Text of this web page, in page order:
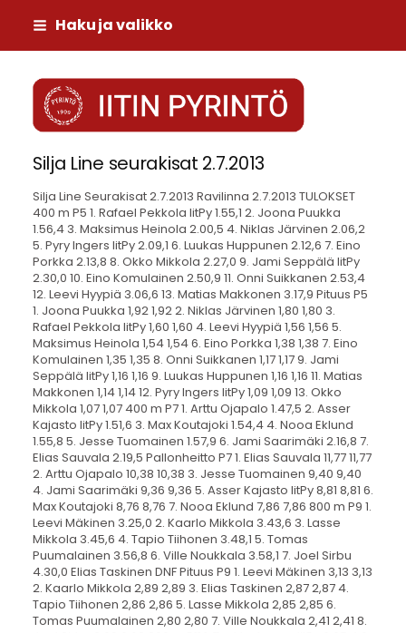
Siirry
sivun
sisältöön
Haku ja valikko
Iitin Pyrintö
Silja Line seurakisat 2.7.2013
Silja Line Seurakisat 2.7.2013 Ravilinna 2.7.2013 TULOKSET 400 m P5 1. Rafael Pekkola IitPy 1.55,1 2. Joona Puukka 1.56,4 3. Maksimus Heinola 2.00,5 4. Niklas Järvinen 2.06,2 5. Pyry Ingers IitPy 2.09,1 6. Luukas Huppunen 2.12,6 7. Eino Porkka 2.13,8 8. Okko Mikkola 2.27,0 9. Jami Seppälä IitPy 2.30,0 10. Eino Komulainen 2.50,9 11. Onni Suikkanen 2.53,4 12. Leevi Hyypiä 3.06,6 13. Matias Makkonen 3.17,9 Pituus P5 1. Joona Puukka 1,92 1,92 2. Niklas Järvinen 1,80 1,80 3. Rafael Pekkola IitPy 1,60 1,60 4. Leevi Hyypiä 1,56 1,56 5. Maksimus Heinola 1,54 1,54 6. Eino Porkka 1,38 1,38 7. Eino Komulainen 1,35 1,35 8. Onni Suikkanen 1,17 1,17 9. Jami Seppälä IitPy 1,16 1,16 9. Luukas Huppunen 1,16 1,16 11. Matias Makkonen 1,14 1,14 12. Pyry Ingers IitPy 1,09 1,09 13. Okko Mikkola 1,07 1,07 400 m P7 1. Arttu Ojapalo 1.47,5 2. Asser Kajasto IitPy 1.51,6 3. Max Koutajoki 1.54,4 4. Nooa Eklund 1.55,8 5. Jesse Tuomainen 1.57,9 6. Jami Saarimäki 2.16,8 7. Elias Sauvala 2.19,5 Pallonheitto P7 1. Elias Sauvala 11,77 11,77 2. Arttu Ojapalo 10,38 10,38 3. Jesse Tuomainen 9,40 9,40 4. Jami Saarimäki 9,36 9,36 5. Asser Kajasto IitPy 8,81 8,81 6. Max Koutajoki 8,76 8,76 7. Nooa Eklund 7,86 7,86 800 m P9 1. Leevi Mäkinen 3.25,0 2. Kaarlo Mikkola 3.43,6 3. Lasse Mikkola 3.45,6 4. Tapio Tiihonen 3.48,1 5. Tomas Puumalainen 3.56,8 6. Ville Noukkala 3.58,1 7. Joel Sirbu 4.30,0 Elias Taskinen DNF Pituus P9 1. Leevi Mäkinen 3,13 3,13 2. Kaarlo Mikkola 2,89 2,89 3. Elias Taskinen 2,87 2,87 4. Tapio Tiihonen 2,86 2,86 5. Lasse Mikkola 2,85 2,85 6. Tomas Puumalainen 2,80 2,80 7. Ville Noukkala 2,41 2,41 8. Joel Sirbu 2,08 2,08 800 m P11 1. Tuukka Ingers IitPy 3.25,4 2. Veikka Peni 3.28,0 Kuula P11 1. Veikka Peni 6,37 6,37 2. Tuukka Ingers IitPy 5,72 5,72 800 m P13 1. Akseli Nuutinen IitPy 2.53,7 2. Aku Häyrynen IitPy 3.09,1 3. Nico Niemelä 3.13,3 4. Antti Hakuli 4.14,1 Veli Tiihonen DNS Kiekko P13 1. Nico Niemelä 26,81 2. Akseli Nuutinen 22,40 3. Aku Häyrynen 20,54 4. Antti Hakuli 8,80 400 m T5 1. Hilkka Virta 2.06,4 2. Helga Temonen 2.11,1 3. Elsi Savelainen 2.26,3 4. Elina Noukkala 2.26,6 5. Emilia Leivo 2.44,7 6. Sofia Pekkola 2.56,5 7. Peppi Peltola 3.09,0 8. Lotta Hyypiä 3.13,7 Aada Ristola DNS Pituus T5 1. Hilkka Virta 1,99 1,99 2. Elsi Savelainen 1,72 1,72 3. Emilia Leivo 1,65 1,65 4. Peppi Peltola 1,60 1,60 5. Aada Ristola 1,50 1,50 6. Sandra Koutajoki 1,42 1,42 7. Helga Temonen 1,41 1,41 8. Elina Noukkala 1,36 1,36 9. Sofia Pekkola 0,95 0,95 10. Lotta Hyypiä 0,88 0,88 400 m T7 1. Saara Huppunen 1.34,9 2. Aino Salo IitPy 1.39,6 3. Jenni Seppälä IitPy 1.42,6 4. Henna Lanne 1.49,5 5. Martta Huppunen 1.54,0 6. Alisa Häyrynen IitPy 1.55,0 7. Hilla Martikainen 1.56,2 8. Iiris Niemi 1.57,3 9. Aada Romppainen 1.58,8 10. Assi Tiihonen 1.59,5 11. Amanda Pekkola IitPy 2.00,3 12. Iida Honko IitPy 2.00,9 13. Sheila Le 2.02,2 14. Hertta Niemi 2.03,6 15. Inkeri Reiju 2.04,2 16. Noora Ojala 2.10,7 17. Hilma Virta 2.25,3 18. Oona Ojala 2.31,8 Pallonheitto T7 1. Jenni Seppälä IitPy 12,88 12,88 2. Saara Huppunen 11,96 11,96 3. Alisa Häyrynen IitPy 10,51 10,51 4. Aino Salo IitPy 10,25 10,25 5. Aada Romppainen 9,31 9,31 6. Henna Lanne 8,01 8,01 7. Sheila Le 7,93 7,93 8. Hilla Martikainen 7,73 7,73 9. Assi Tiihonen 7,53 7,53 10. Inkeri Reiju